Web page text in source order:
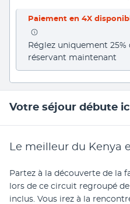
Paiement en 4X
Réglez uniquement
réservant maintenant
Votre séjour débute
Le meilleur du Kenya
Partez à la découverte de la
lors de ce circuit regroupé
inclus. Vous irez à la